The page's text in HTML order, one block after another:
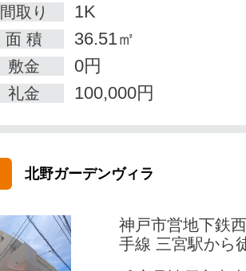
間取り
1K
面 積 36.51㎡
敷金 0円
礼金 100,000円
北野ガーデンヴィラ
神戸市営地下鉄
手線 三宮駅から